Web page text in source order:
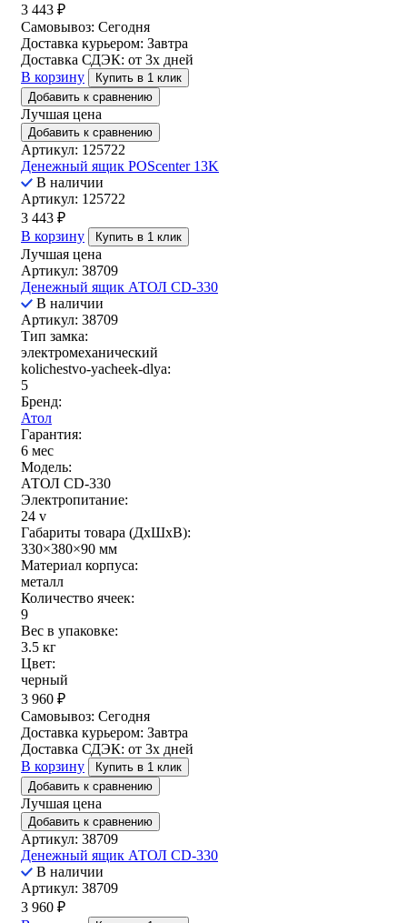
3 443 ₽
Самовывоз: Сегодня
Доставка курьером: Завтра
Доставка СДЭК: от 3х дней
В корзину
Купить в 1 клик
Добавить к сравнению
Лучшая цена
Добавить к сравнению
Артикул: 125722
Денежный ящик POScenter 13K
В наличии
Артикул: 125722
3 443 ₽
В корзину
Купить в 1 клик
Лучшая цена
Артикул: 38709
Денежный ящик АТОЛ CD-330
В наличии
Артикул: 38709
Тип замка:
электромеханический
kolichestvo-yacheek-dlya:
5
Бренд:
Атол
Гарантия:
6 мес
Модель:
АТОЛ CD-330
Электропитание:
24 v
Габариты товара (ДxШxВ):
330×380×90 мм
Материал корпуса:
металл
Количество ячеек:
9
Вес в упаковке:
3.5 кг
Цвет:
черный
3 960 ₽
Самовывоз: Сегодня
Доставка курьером: Завтра
Доставка СДЭК: от 3х дней
В корзину
Купить в 1 клик
Добавить к сравнению
Лучшая цена
Добавить к сравнению
Артикул: 38709
Денежный ящик АТОЛ CD-330
В наличии
Артикул: 38709
3 960 ₽